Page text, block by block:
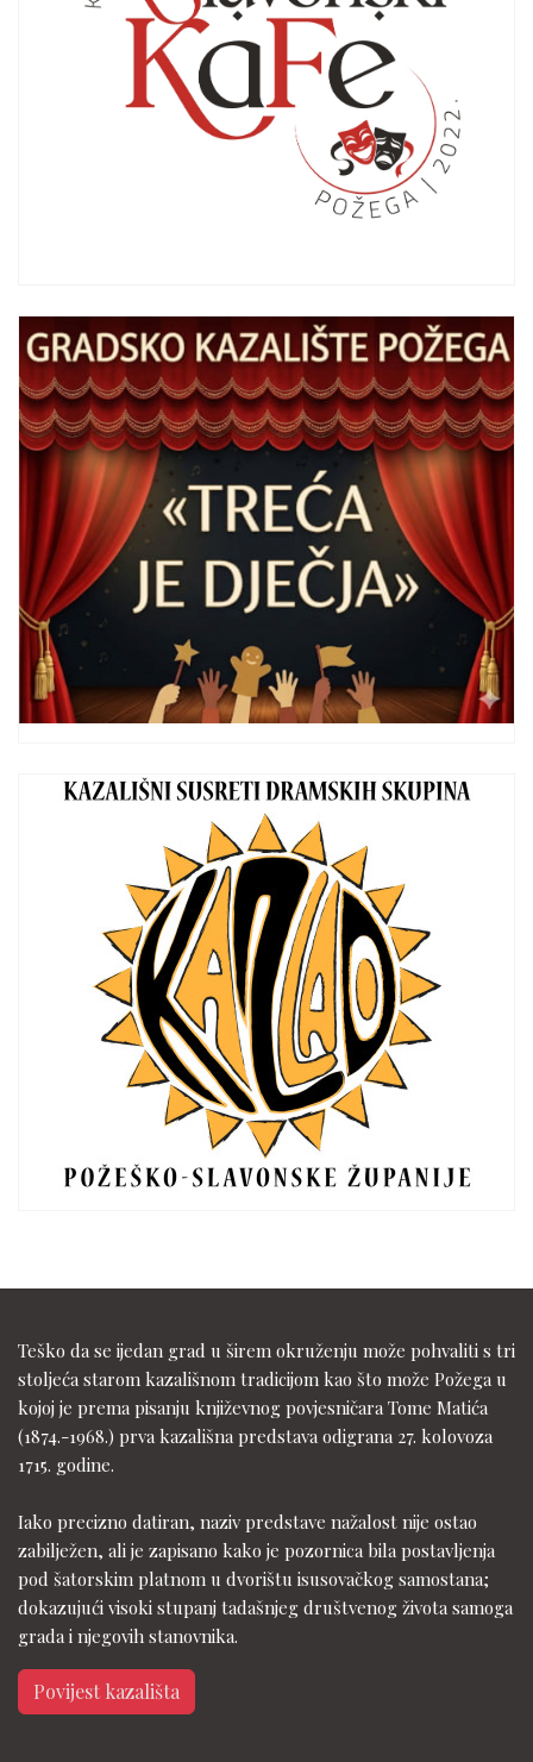
Teško da se ijedan grad u širem okruženju može pohvaliti s tri
stoljeća starom kazališnom tradicijom kao što može Požega u
kojoj je prema pisanju književnog povjesničara Tome Matića
(1874.-1968.) prva kazališna predstava odigrana 27. kolovoza
1715. godine.
Iako precizno datiran, naziv predstave nažalost nije ostao
zabilježen, ali je zapisano kako je pozornica bila postavljenja
pod šatorskim platnom u dvorištu isusovačkog samostana;
dokazujući visoki stupanj tadašnjeg društvenog života samoga
grada i njegovih stanovnika.
Povijest kazališta